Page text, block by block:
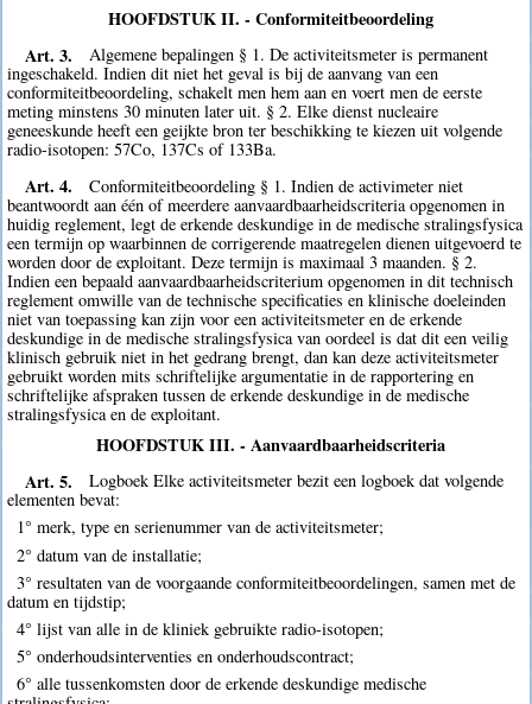
HOOFDSTUK II. - Conformiteitbeoordeling
Art. 3.
Algemene bepalingen § 1. De activiteitsmeter is permanent
ingeschakeld. Indien dit niet het geval is bij de aanvang van een
conformiteitbeoordeling, schakelt men hem aan en voert men de eerste
meting minstens 30 minuten later uit. § 2. Elke dienst nucleaire
geneeskunde heeft een geijkte bron ter beschikking te kiezen uit volgende
radio-isotopen: 57Co, 137Cs of 133Ba.
Art. 4.
Conformiteitbeoordeling § 1. Indien de activimeter niet
beantwoordt aan één of meerdere aanvaardbaarheidscriteria opgenomen in
huidig reglement, legt de erkende deskundige in de medische stralingsfysica
een termijn op waarbinnen de corrigerende maatregelen dienen uitgevoerd te
worden door de exploitant. Deze termijn is maximaal 3 maanden. § 2.
Indien een bepaald aanvaardbaarheidscriterium opgenomen in dit technisch
reglement omwille van de technische specificaties en klinische doeleinden
niet van toepassing kan zijn voor een activiteitsmeter en de erkende
deskundige in de medische stralingsfysica van oordeel is dat dit een veilig
klinisch gebruik niet in het gedrang brengt, dan kan deze activiteitsmeter
gebruikt worden mits schriftelijke argumentatie in de rapportering en
schriftelijke afspraken tussen de erkende deskundige in de medische
stralingsfysica en de exploitant.
HOOFDSTUK III. - Aanvaardbaarheidscriteria
Art. 5.
Logboek Elke activiteitsmeter bezit een logboek dat volgende
elementen bevat:
1° merk, type en serienummer van de activiteitsmeter;
2° datum van de installatie;
3° resultaten van de voorgaande conformiteitbeoordelingen, samen met de
datum en tijdstip;
4° lijst van alle in de kliniek gebruikte radio-isotopen;
5° onderhoudsinterventies en onderhoudscontract;
6° alle tussenkomsten door de erkende deskundige medische